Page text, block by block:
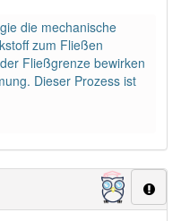
aber mit einem
im Bereich
den Artikel
die mechanische
zum Fließen
Fließgrenze bewirken
Dieser Prozess ist